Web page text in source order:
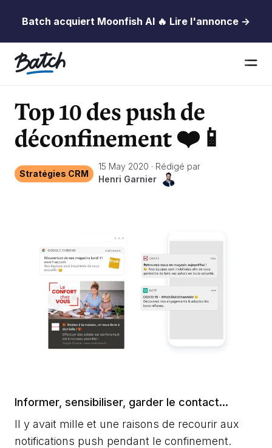
Batch acquiert Moonfish AI 🔥 Lire l'annonce →
Top 10 des push de
déconfinement ❤️📱
Stratégies CRM
15 May 2020 · Rédigé par
Henri Garnier
Informer, sensibiliser, garder le contact...
Il y avait mille et une raisons de recourir aux
notifications push pendant le confinement.